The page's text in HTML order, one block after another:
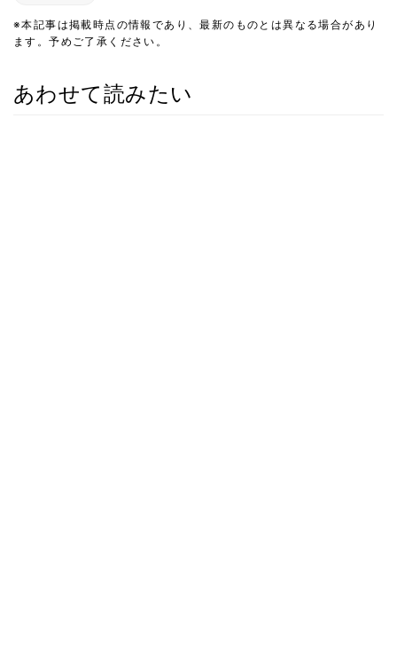
※本記事は掲載時点の情報であり、最新のものとは異なる場合があり
ます。予めご了承ください。
あわせて読みたい